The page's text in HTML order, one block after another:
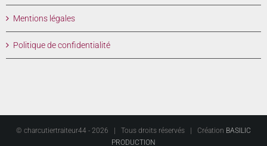
Mentions légales
Politique de confidentialité
© charcutiertraiteur44 - 2026 | Tous droits réservés | Création BASILIC
PRODUCTION